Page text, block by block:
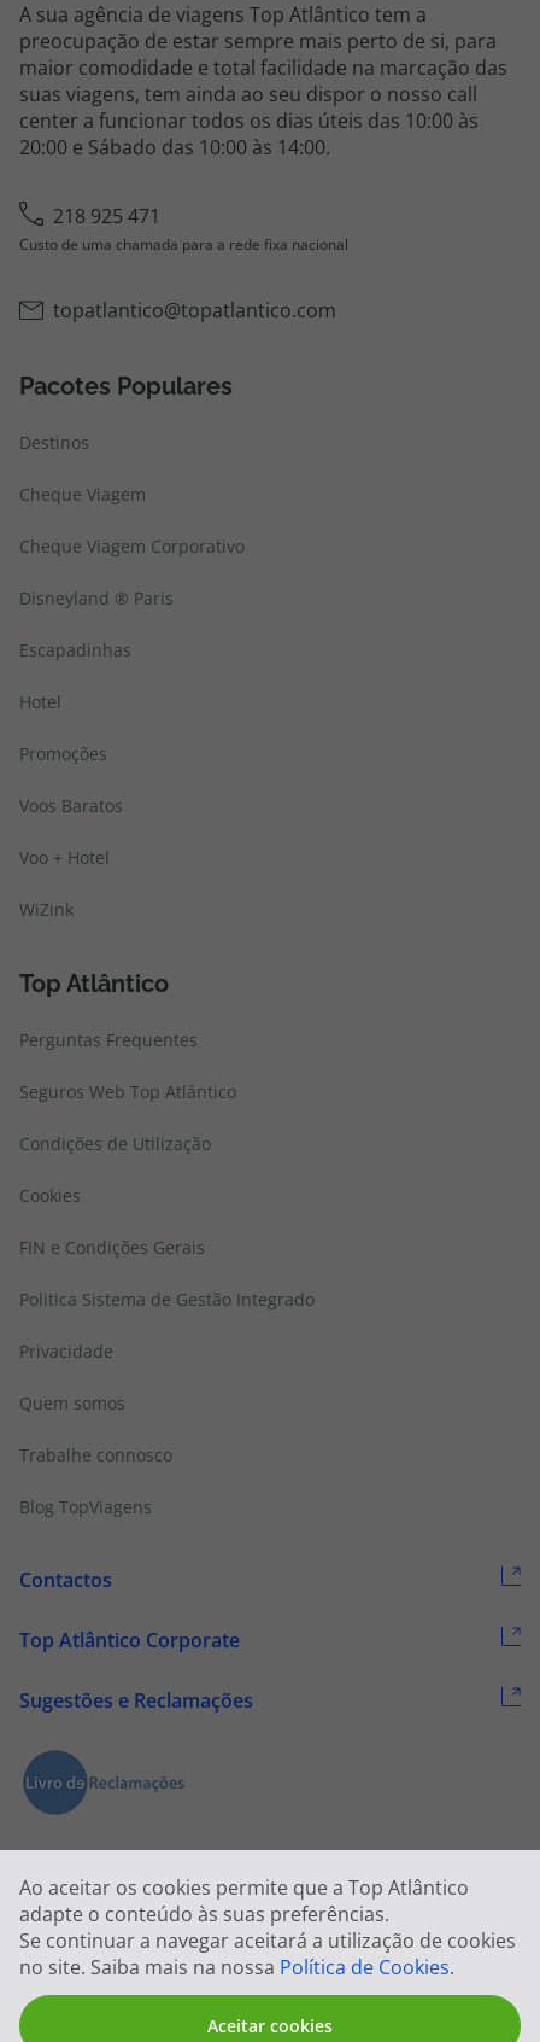
Ao aceitar os cookies permite que a Top Atlântico
adapte o conteúdo às suas preferências.
Se continuar a navegar aceitará a utilização de cookies
no site. Saiba mais na nossa Política de Cookies.
Aceitar cookies
A sua agência de viagens Top Atlântico tem a
preocupação de estar sempre mais perto de si, para
maior comodidade e total facilidade na marcação das
suas viagens, tem ainda ao seu dispor o nosso call
center a funcionar todos os dias úteis das 10:00 às
20:00 e Sábado das 10:00 às 14:00.
218 925 471
Custo de uma chamada para a rede fixa nacional
topatlantico@topatlantico.com
Pacotes Populares
Destinos
Cheque Viagem
Cheque Viagem Corporativo
Disneyland ® Paris
Escapadinhas
Hotel
Promoções
Voos Baratos
Voo + Hotel
WiZink
Top Atlântico
Perguntas Frequentes
Seguros Web Top Atlântico
Condições de Utilização
Cookies
FIN e Condições Gerais
Politica Sistema de Gestão Integrado
Privacidade
Quem somos
Trabalhe connosco
Blog TopViagens
Contactos
Top Atlântico Corporate
Sugestões e Reclamações
2026 © Todos os direitos reservados:Top Atlântico, Viagens e Turismo